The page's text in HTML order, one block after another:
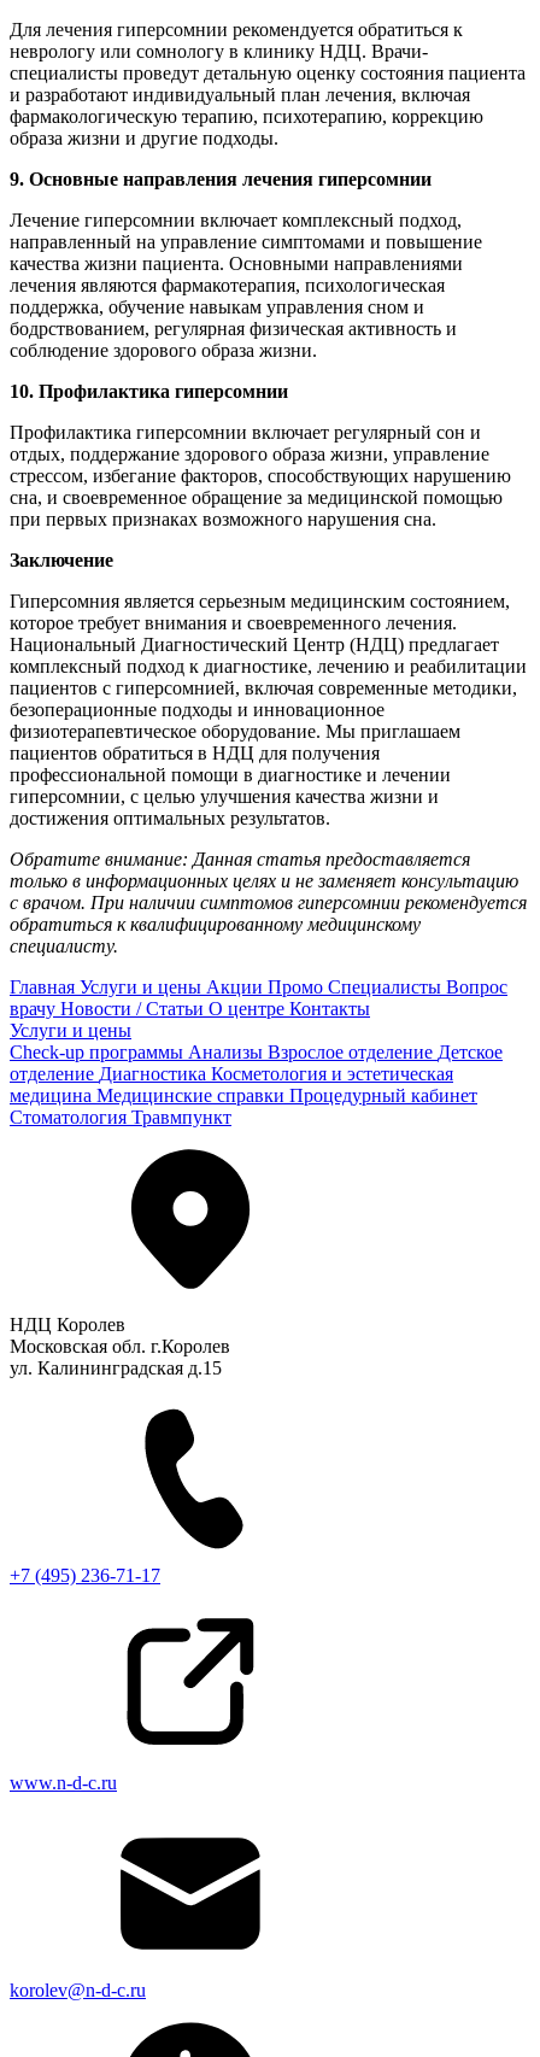
Для лечения гиперсомнии рекомендуется обратиться к
неврологу или сомнологу в клинику НДЦ. Врачи-
специалисты проведут детальную оценку состояния пациента
и разработают индивидуальный план лечения, включая
фармакологическую терапию, психотерапию, коррекцию
образа жизни и другие подходы.
9. Основные направления лечения гиперсомнии
Лечение гиперсомнии включает комплексный подход,
направленный на управление симптомами и повышение
качества жизни пациента. Основными направлениями
лечения являются фармакотерапия, психологическая
поддержка, обучение навыкам управления сном и
бодрствованием, регулярная физическая активность и
соблюдение здорового образа жизни.
10. Профилактика гиперсомнии
Профилактика гиперсомнии включает регулярный сон и
отдых, поддержание здорового образа жизни, управление
стрессом, избегание факторов, способствующих нарушению
сна, и своевременное обращение за медицинской помощью
при первых признаках возможного нарушения сна.
Заключение
Гиперсомния является серьезным медицинским состоянием,
которое требует внимания и своевременного лечения.
Национальный Диагностический Центр (НДЦ) предлагает
комплексный подход к диагностике, лечению и реабилитации
пациентов с гиперсомнией, включая современные методики,
безоперационные подходы и инновационное
физиотерапевтическое оборудование. Мы приглашаем
пациентов обратиться в НДЦ для получения
профессиональной помощи в диагностике и лечении
гиперсомнии, с целью улучшения качества жизни и
достижения оптимальных результатов.
Обратите внимание: Данная статья предоставляется
только в информационных целях и не заменяет консультацию
с врачом. При наличии симптомов гиперсомнии рекомендуется
обратиться к квалифицированному медицинскому
специалисту.
Главная Услуги и цены Акции Промо Специалисты Вопрос
врачу Новости / Статьи О центре Контакты
Услуги и цены
Check-up программы Анализы Взрослое отделение Детское
отделение Диагностика Косметология и эстетическая
медицина Медицинские справки Процедурный кабинет
Стоматология Травмпункт
НДЦ Королев
Московская обл. г.Королев
ул. Калининградская д.15
+7 (495) 236-71-17
www.n-d-c.ru
korolev@n-d-c.ru